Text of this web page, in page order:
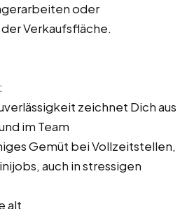
oder
Verkaufsfläche.
:
zeichnet Dich aus
im Team
Gemüt bei Vollzeitstellen,
auch in stressigen
alt